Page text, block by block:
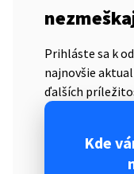
Prihláste sa k
najnovšie
ďalších
Kde